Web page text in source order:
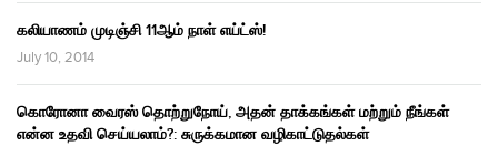
கலியாணம் முடிஞ்சி 11ஆம் நாள் எய்ட்ஸ்!
July 10, 2014
கொரோனா வைரஸ் தொற்றுநோய், அதன் தாக்கங்கள் மற்றும் நீங்கள்
என்ன உதவி செய்யலாம்?: சுருக்கமான வழிகாட்டுதல்கள்